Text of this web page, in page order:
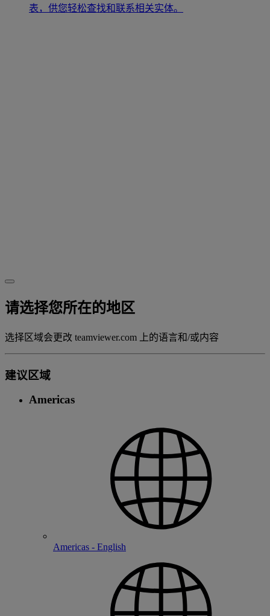
表，供您轻松查找和联系相关实体。
请选择您所在的地区
选择区域会更改 teamviewer.com 上的语言和/或内容
建议区域
Americas
Americas - English